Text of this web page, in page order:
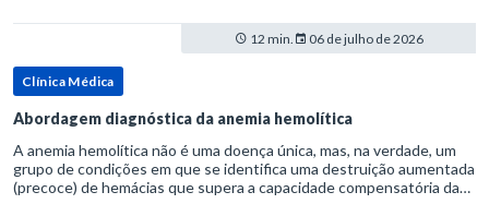
12 min. 06 de julho de 2026
Clínica Médica
Abordagem diagnóstica da anemia hemolítica
A anemia hemolítica não é uma doença única, mas, na verdade, um
grupo de condições em que se identifica uma destruição aumentada
(precoce) de hemácias que supera a capacidade compensatória da